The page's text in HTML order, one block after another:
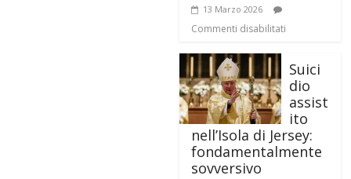
13 Marzo 2026
Commenti disabilitati
Suici
dio
assist
ito
nell’Isola di Jersey:
fondamentalmente
sovversivo